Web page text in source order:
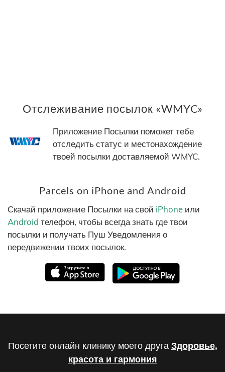
Отслеживание посылок «WMYC»
Приложение Посылки поможет тебе
отследить статус и местонахождение
твоей посылки доставляемой WMYC.
Parcels on iPhone and Android
Скачай приложение Посылки на свой iPhone или
Android телефон, чтобы всегда знать где твои
посылки и получать Пуш Уведомления о
передвижении твоих посылок.
Посетите онлайн клинику моего друга Здоровье,
красота и гармония